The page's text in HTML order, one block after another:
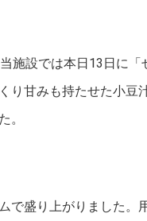
ケアセ
施設では本日13日に
り甘みも持たせた小
。
で盛り上がりました